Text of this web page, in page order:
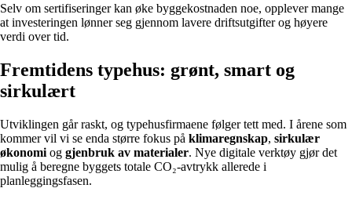
Selv om sertifiseringer kan øke byggekostnaden noe, opplever mange
at investeringen lønner seg gjennom lavere driftsutgifter og høyere
verdi over tid.
Fremtidens typehus: grønt, smart og
sirkulært
Utviklingen går raskt, og typehusfirmaene følger tett med. I årene som
kommer vil vi se enda større fokus på klimaregnskap, sirkulær
økonomi og gjenbruk av materialer. Nye digitale verktøy gjør det
mulig å beregne byggets totale CO₂-avtrykk allerede i
planleggingsfasen.